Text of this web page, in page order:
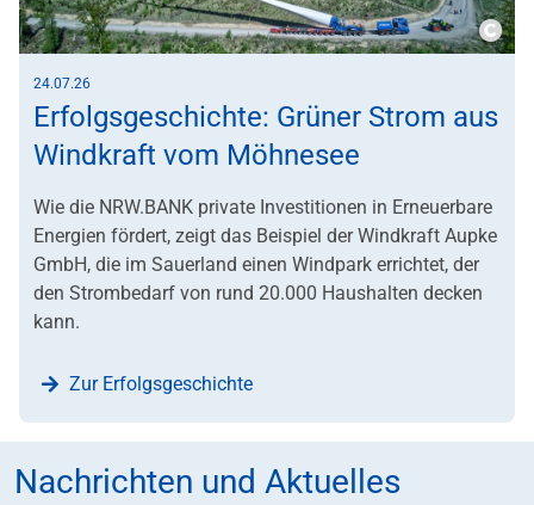
24.07.26
Erfolgsgeschichte: Grüner Strom aus
Windkraft vom Möhnesee
Wie die NRW.BANK private Investitionen in Erneuerbare
Energien fördert, zeigt das Beispiel der Windkraft Aupke
GmbH, die im Sauerland einen Windpark errichtet, der
den Strombedarf von rund 20.000 Haushalten decken
kann.
Zur Erfolgsgeschichte
Nachrichten und Aktuelles